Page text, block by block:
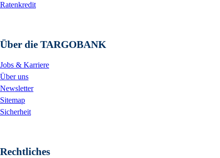
Ratenkredit
Über die TARGOBANK
Jobs & Karriere
Über uns
Newsletter
Sitemap
Sicherheit
Rechtliches